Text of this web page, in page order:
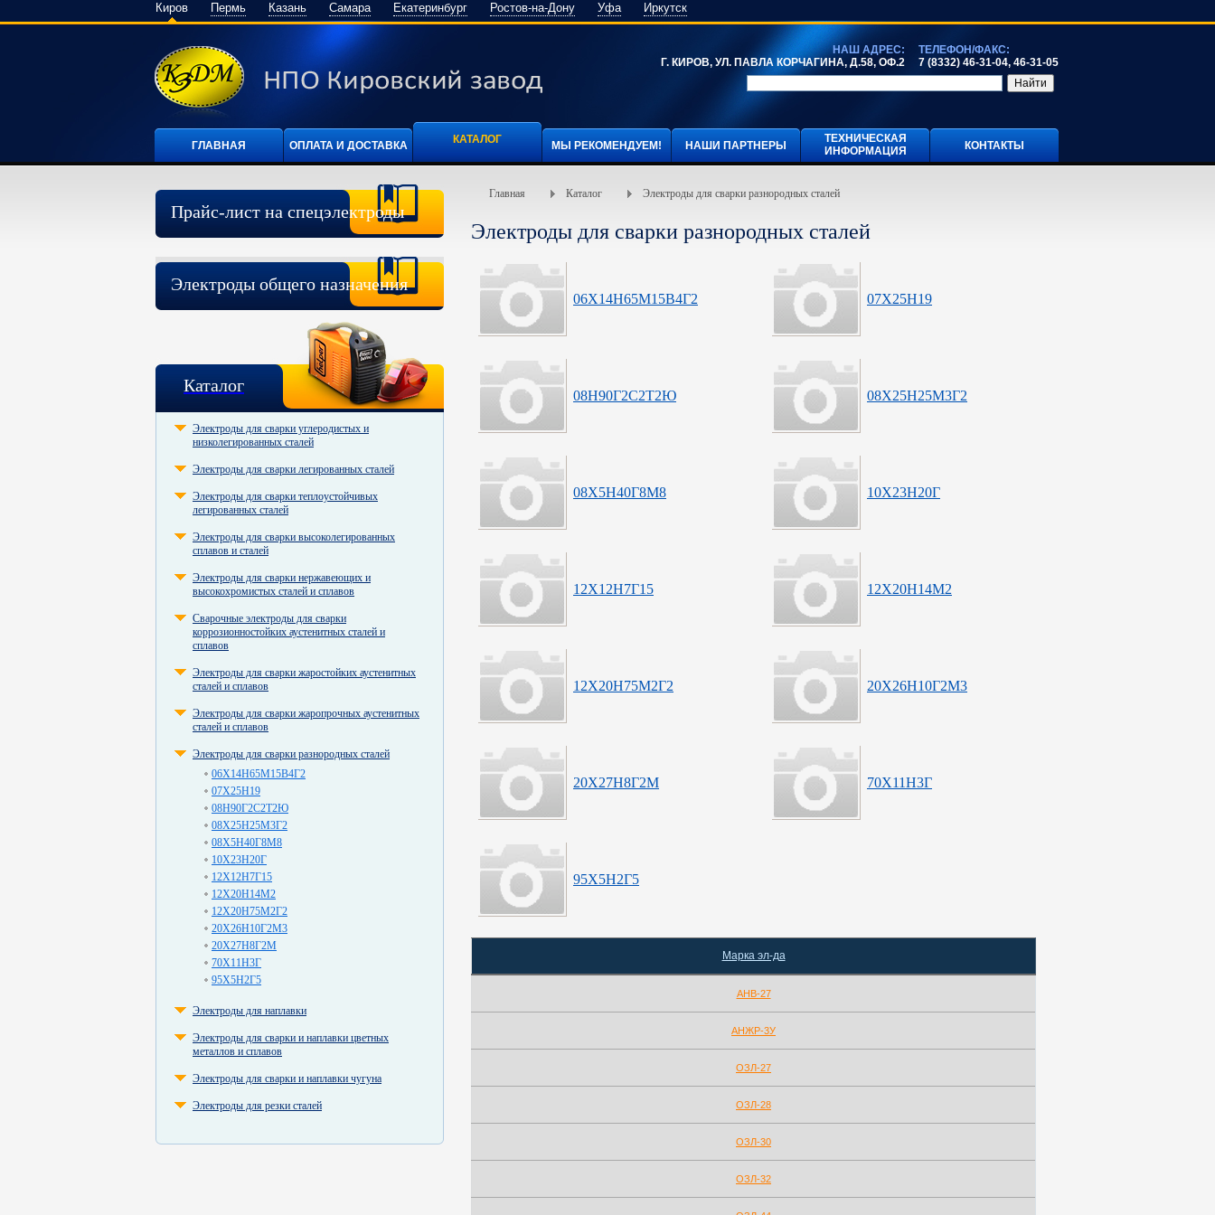
Киров Пермь Казань Самара Екатеринбург Ростов-на-Дону Уфа Иркутск
НАШ АДРЕС:
Г. КИРОВ, УЛ. ПАВЛА КОРЧАГИНА, Д.58, ОФ.2
ТЕЛЕФОН/ФАКС:
7 (8332) 46-31-04, 46-31-05
ГЛАВНАЯ ОПЛАТА И ДОСТАВКА КАТАЛОГ МЫ РЕКОМЕНДУЕМ! НАШИ ПАРТНЕРЫ
ТЕХНИЧЕСКАЯ
ИНФОРМАЦИЯ
КОНТАКТЫ
Прайс-лист на спецэлектроды
Электроды общего назначения
Каталог
Электроды для сварки углеродистых и
низколегированных сталей
Электроды для сварки легированных сталей
Электроды для сварки теплоустойчивых
легированных сталей
Электроды для сварки высоколегированных
сплавов и сталей
Электроды для сварки нержавеющих и
высокохромистых сталей и сплавов
Сварочные электроды для сварки
коррозионностойких аустенитных сталей и
сплавов
Электроды для сварки жаростойких аустенитных
сталей и сплавов
Электроды для сварки жаропрочных аустенитных
сталей и сплавов
Электроды для сварки разнородных сталей
06Х14Н65М15В4Г2
07Х25Н19
08Н90Г2С2Т2Ю
08Х25Н25М3Г2
08Х5Н40Г8М8
10Х23Н20Г
12Х12Н7Г15
12Х20Н14М2
12Х20Н75М2Г2
20Х26Н10Г2М3
20Х27Н8Г2М
70Х11Н3Г
95Х5Н2Г5
Электроды для наплавки
Электроды для сварки и наплавки цветных
металлов и сплавов
Электроды для сварки и наплавки чугуна
Электроды для резки сталей
Главная Каталог Электроды для сварки разнородных сталей
Электроды для сварки разнородных сталей
06Х14Н65М15В4Г2
08Н90Г2С2Т2Ю
08Х5Н40Г8М8
12Х12Н7Г15
12Х20Н75М2Г2
20Х27Н8Г2М
95Х5Н2Г5
07Х25Н19
08Х25Н25М3Г2
10Х23Н20Г
12Х20Н14М2
20Х26Н10Г2М3
70Х11Н3Г
Марка эл-да
АНВ-27
АНЖР-3У
ОЗЛ-27
ОЗЛ-28
ОЗЛ-30
ОЗЛ-32